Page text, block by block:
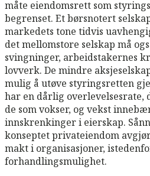
måte eiendomsrett som
begrenset. Et børsnotert
markedets tone tidvis
det mellomstore selskap må
svingninger, arbeidstakernes
lovverk. De mindre
mulig å utøve styringsretten
har en dårlig overlevelsesrate,
de som vokser, og vekst
innskrenkinger i eierskap.
konseptet privateiendom
makt i organisasjoner,
forhandlingsmulighet.